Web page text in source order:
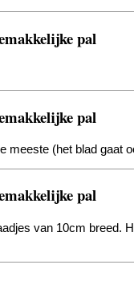
pal
pal
meeste (het blad gaat
pal
van 10cm